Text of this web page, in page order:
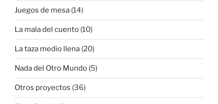
Juegos de mesa (14)
La mala del cuento (10)
La taza medio llena (20)
Nada del Otro Mundo (5)
Otros proyectos (36)